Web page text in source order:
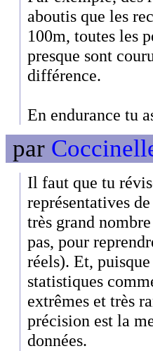
aboutis que les
100m, toutes les
presque sont
différence.
En endurance tu
par
Il faut que tu
représentatives
très grand
pas, pour
réels). Et,
statistiques
extrêmes et très
précision est la
données.